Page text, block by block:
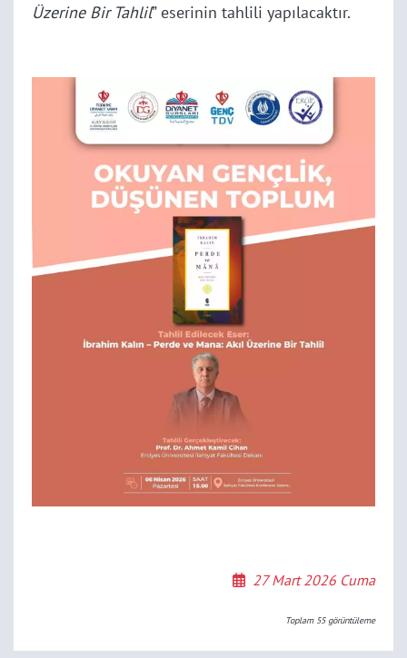
Üzerine Bir Tahlil” eserinin tahlili yapılacaktır.
27 Mart 2026 Cuma
Toplam 55görüntüleme